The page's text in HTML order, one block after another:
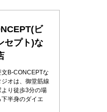
ビ
セプト)な
文B-CONCEPTな
ジオは、御堂筋線
り徒歩3分の場
下半身のダイエ